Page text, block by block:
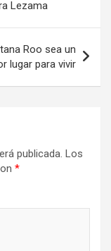
Lezama
Roo sea un
lugar para vivir
publicada. Los
*